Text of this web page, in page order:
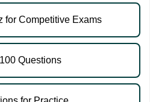
for Competitive Exams
Questions